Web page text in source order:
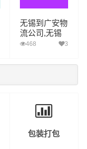
无锡到广安物
流公司,无锡
到广安货运专
达)
468 3
包装打包